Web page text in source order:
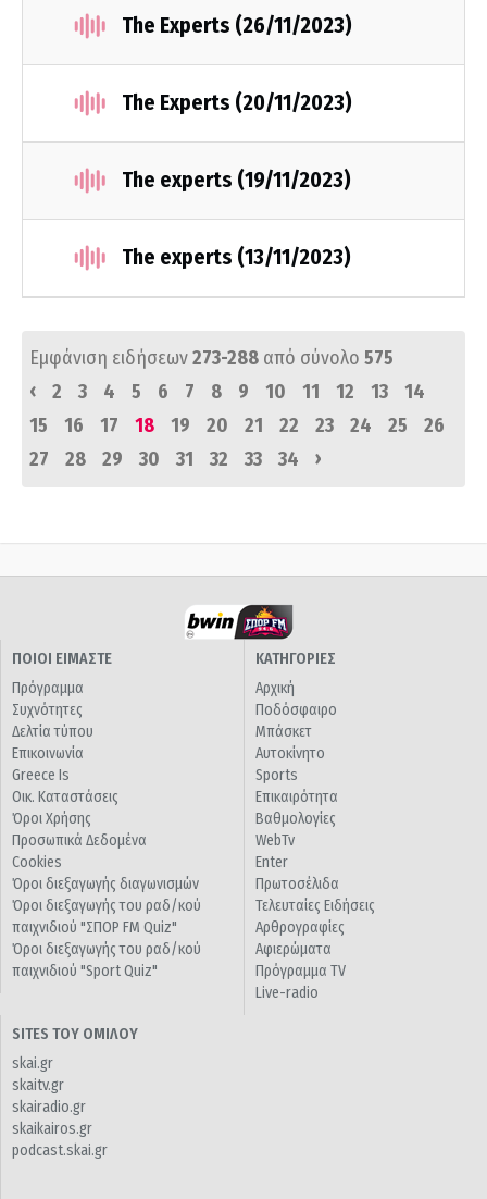
The Experts (26/11/2023)
The Experts (20/11/2023)
The experts (19/11/2023)
The experts (13/11/2023)
Εμφάνιση ειδήσεων273-288 από σύνολο 575
‹
2 3 4 5 6 7 8 9 10 11 12 13
14
15
16 17 18 19 20 21 22 23 24 25
26
27
28 29 30 31 32 33 34 ›
ΠΟΙΟΙ ΕΙΜΑΣΤΕ
Πρόγραμμα
Συχνότητες
Δελτία τύπου
Επικοινωνία
Greece Is
Οικ. Καταστάσεις
Όροι Χρήσης
Προσωπικά Δεδομένα
Cookies
Όροι διεξαγωγής διαγωνισμών
Όροι διεξαγωγής του ραδ/κού
παιχνιδιού "ΣΠΟΡ FM Quiz"
Όροι διεξαγωγής του ραδ/κού
παιχνιδιού "Sport Quiz"
ΚΑΤΗΓΟΡΙΕΣ
Αρχική
Ποδόσφαιρο
Μπάσκετ
Αυτοκίνητο
Sports
Επικαιρότητα
Βαθμολογίες
WebTv
Enter
Πρωτοσέλιδα
Τελευταίες Ειδήσεις
Αρθρογραφίες
Αφιερώματα
Πρόγραμμα TV
Live-radio
SITES ΤΟΥ ΟΜΙΛΟΥ
skai.gr
skaitv.gr
skairadio.gr
skaikairos.gr
podcast.skai.gr